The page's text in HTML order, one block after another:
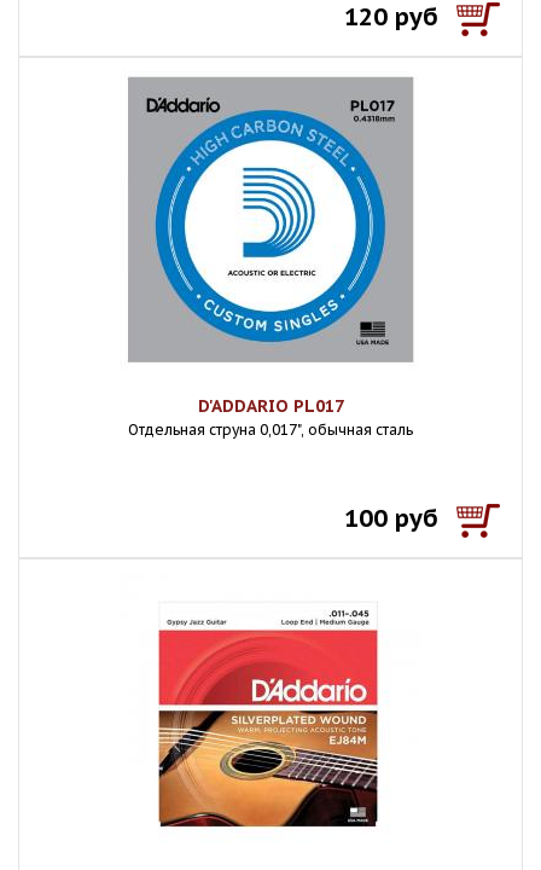
120 руб
D'ADDARIO PL017
Отдельная струна 0,017", обычная сталь
100 руб